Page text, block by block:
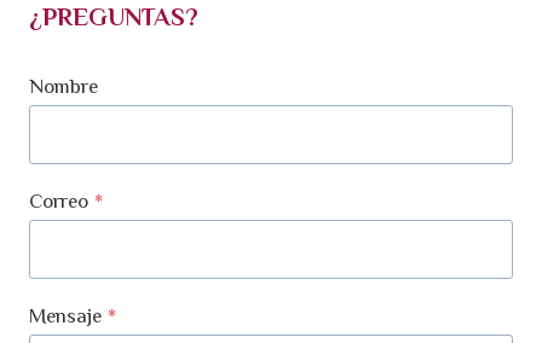
¿PREGUNTAS?
Nombre
Correo *
Mensaje *